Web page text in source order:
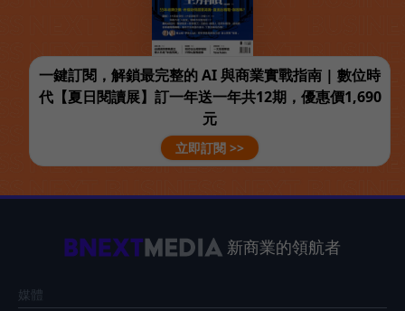
一鍵訂閱，解鎖最完整的 AI 與商業實戰指南 | 數位時
代【夏日閱讀展】訂一年送一年共12期，優惠價1,690
元
立即訂閱 >>
新商業的領航者
媒體